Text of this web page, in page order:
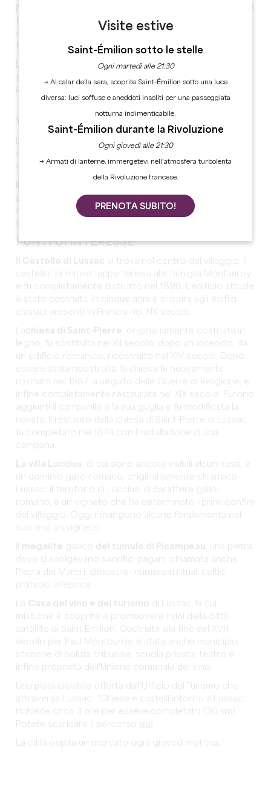
Nel 2015, il Consiglio nazionale delle città e dei villaggi in
fiore di Francia ha assegnato due fiori alla città in
occasione del Concorso delle città e dei villaggi in
La città ha più di 11 km di fiumi, tra cui principalmente: il
torrente Gendarme, il torrente De Lavie, il Palais e il
VIGNETI
Lussac è un comune vicino a Saint-Emilion che si
dei suoi vini che sono rinomati.
appartenente alla categoria dei vini fermi. La
denominazione Lussac-Saint-Emilion fa parte dei vini
PUNTI DI INTERESSE
Il Castello di Lussac si trova nel centro del villaggio. Il
castello "primitivo" apparteneva alla famiglia Montauroy
e fu completamente distrutto nel 1898. L'edificio attuale
è stato costruito in cinque anni e si ispira agli edifici
classici presenti in Francia nel XIX secolo.
Lachiesa di Saint-Pierre , originariamente costruita in
legno, fu sostituita nel XII secolo, dopo un incendio, da
un edificio romanico, ricostruito nel XIV secolo. Dopo
essere stata ricostruita, la chiesa fu nuovamente
rovinata nel 1587, a seguito delle Guerre di Religione, e
infine completamente restaurata nel XIX secolo. Furono
aggiunti il campanile e la sua guglia e fu modificata la
navata. Il restauro della chiesa di Saint-Pierre di Lussac
fu completato nel 1874 con l'installazione di una
campana.
La villa Luccius , di cui sono ancora visibili alcuni resti, è
un dominio gallo-romano, originariamente chiamato
Lussac. Il territorio di Luccius, di carattere gallo-
romano, è un vigneto che ha determinato i primi confini
del villaggio. Oggi rimangono alcune fondamenta nel
cuore di un vigneto.
megalite gallico del tumulo di Picampeau
, una pietra
dove si svolgevano sacrifici pagani, chiamata anche
Pietra dei Martiri, dimostra i numerosi rituali celtici
praticati all'epoca.
La Casa del vino e del turismo di Lussac, la cui
missione è scoprire e promuovere i vini della città
satellite di Saint Emilion. Costruita alla fine del XVIII
secolo per Paul Montouroy, è stata anche municipio,
stazione di polizia, tribunale, scuola privata, teatro e
infine proprietà dell'Unione comunale del vino.
Una pista ciclabile offerta dall'Ufficio del Turismo che
attraversa Lussac: "Chiese e castelli intorno a Lussac"
richiede circa 3 ore per essere completato (30 km).
Potete scaricare il percorso
La città ospita un mercato ogni giovedì mattina.
Visite estive
Saint-Émilion sotto le stelle
Ogni martedì alle 21:30
→ Al calar della sera, scoprite Saint-Émilion sotto una luce
diversa: luci soffuse e aneddoti insoliti per una passeggiata
notturna indimenticabile.
Saint-Émilion durante la Rivoluzione
Ogni giovedì alle 21:30
→ Armati di lanterne, immergetevi nell’atmosfera turbolenta
della Rivoluzione francese.
PRENOTA SUBITO!